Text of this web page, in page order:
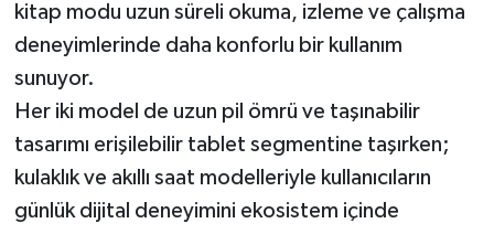
kitap modu uzun süreli okuma, izleme ve çalışma
deneyimlerinde daha konforlu bir kullanım
sunuyor.
Her iki model de uzun pil ömrü ve taşınabilir
tasarımı erişilebilir tablet segmentine taşırken;
kulaklık ve akıllı saat modelleriyle kullanıcıların
günlük dijital deneyimini ekosistem içinde